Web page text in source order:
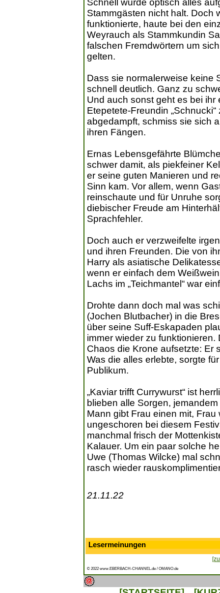
Schnell wurde optisch alles
Stammgästen nicht halt. Doch
funktionierte, haute bei den
Weyrauch als Stammkundin
falschen Fremdwörtern um
gelten.
Dass sie normalerweise keine
schnell deutlich. Ganz zu
Und auch sonst geht es bei
Etepetete-Freundin
abgedampft, schmiss sie sich
ihren Fängen.
Ernas Lebensgefährte
schwer damit, als piekfeiner
er seine guten Manieren und
Sinn kam. Vor allem, wenn
reinschaute und für Unruhe
diebischer Freude am
Sprachfehler.
Doch auch er verzweifelte
und ihren Freunden. Die von
Harry als asiatische
wenn er einfach dem
Lachs im „Teichmantel“ war
Drohte dann doch mal was
(Jochen Blutbacher) in die
über seine Suff-Eskapaden
immer wieder zu
Chaos die Krone aufsetzte: Er
Was die alles erlebte, sorgte
Publikum.
„Kaviar trifft Currywurst“ ist
blieben alle Sorgen,
Mann gibt Frau einen mit,
ungeschoren bei diesem
manchmal frisch der
Kalauer. Um ein paar solche
Uwe (Thomas Wilcke) mal
rasch wieder
21.11.22
Lesermeinungen
© 2022 www.EBERBACH-CHANNEL.de / OMANO.de